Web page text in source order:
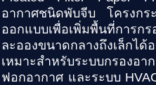
อากาศชนิดพับจีบ โครงกร
ออกแบบเพื่อเพิ่มพื้นที่การ
ละอองขนาดกลางถึงเล็กได้
เหมาะสำหรับระบบกรองอา
ฟอกอากาศ และระบบ